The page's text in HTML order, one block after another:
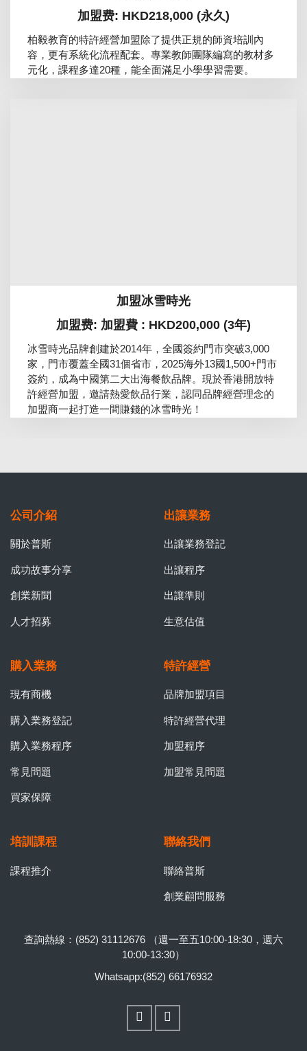
加盟费: HKD218,000 (永久)
柏毅教育的特許經營加盟除了提供正規的師資培訓內
容，更有系統化流程配套。專業教師團隊編寫的教材多
元化，課程多達20種，能全面滿足小學學習需要。
加盟冰雪時光
加盟费: 加盟費 : HKD200,000 (3年)
冰雪時光品牌創建於2014年，全國簽約門市突破3,000
家，門市覆蓋全國31個省市，2025海外13國1,500+門市
簽約，成為中國第二大出海餐飲品牌。現於香港開放特
許經營加盟，邀請熱愛飲品行業，認同品牌經營理念的
加盟商一起打造一間賺錢的冰雪時光！
公司介紹
關於普斯
成功故事分享
創業新聞
人才招募
出讓業務
出讓業務登記
出讓程序
出讓準則
生意估值
購入業務
現有商機
購入業務登記
購入業務程序
常見問題
買家保障
特許經營
品牌加盟項目
特許經營代理
加盟程序
加盟常見問題
培訓課程
課程推介
聯絡我們
聯絡普斯
創業顧問服務
查詢熱線：(852) 31112676 （週一至五10:00-18:30，週六
10:00-13:30）
Whatsapp:(852) 66176932